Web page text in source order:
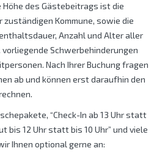
des Gästebeitrags ist die
Kommune, sowie die
Anzahl und Alter aller
Schwerbehinderungen
Nach Ihrer Buchung fragen
ab und können erst daraufhin den
“Check-In ab 13 Uhr statt
bis 12 Uhr statt bis 10 Uhr” und viele
Ihnen optional gerne an: